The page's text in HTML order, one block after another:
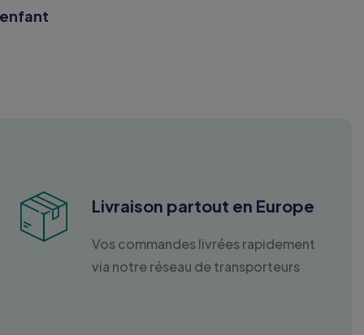
Livraison partout en Europe
Vos commandes livrées rapidement
via notre réseau de transporteurs